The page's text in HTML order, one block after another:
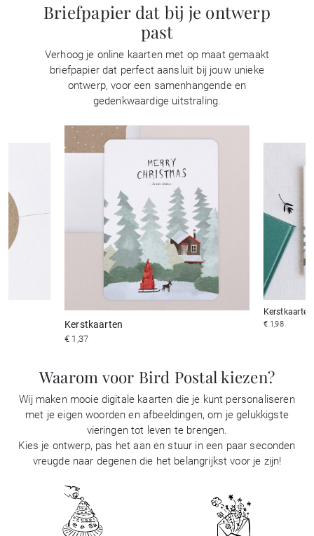
Briefpapier dat bij je ontwerp
past
Verhoog je online kaarten met op maat gemaakt
briefpapier dat perfect aansluit bij jouw unieke
ontwerp, voor een samenhangende en
gedenkwaardige uitstraling.
Kerstkaarten
€ 1,37
Kerstkaarten
€ 1,98
Waarom voor Bird Postal kiezen?
Wij maken mooie digitale kaarten die je kunt personaliseren
met je eigen woorden en afbeeldingen, om je gelukkigste
vieringen tot leven te brengen.
Kies je ontwerp, pas het aan en stuur in een paar seconden
vreugde naar degenen die het belangrijkst voor je zijn!